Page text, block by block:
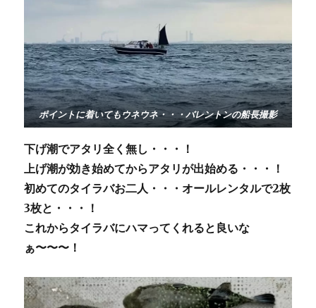
ポイントに着いてもウネウネ・・・バレントンの船長撮影
下げ潮でアタリ全く無し・・・！
上げ潮が効き始めてからアタリが出始める・・・！
初めてのタイラバお二人・・・オールレンタルで2枚
3枚と・・・！
これからタイラバにハマってくれると良いな
ぁ〜〜〜！